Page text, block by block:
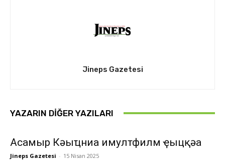
Jineps Gazetesi
YAZARIN DIĞER YAZILARI
Асҭамыр Кәыҵниа имултфилм ҿыцқәа
Jineps Gazetesi - 15 Nisan 2025